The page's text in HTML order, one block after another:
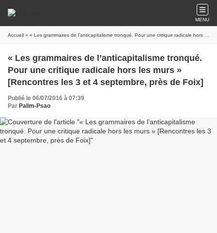
MENU
Accueil » « Les grammaires de l’anticapitalisme tronqué. Pour une critique radicale hors les murs » [Rencontres les 3 et 4 septembre, près de Foix]
« Les grammaires de l’anticapitalisme tronqué.
Pour une critique radicale hors les murs »
[Rencontres les 3 et 4 septembre, près de Foix]
Publié le 06/07/2016 à 07:39
Par Palim-Psao